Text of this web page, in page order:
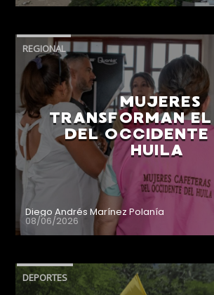
REGIONAL
MUJERES
TRANSFORMAN
DEL
HUILA
Diego Andrés Marínez Polanía
08/06/2026
DEPORTES